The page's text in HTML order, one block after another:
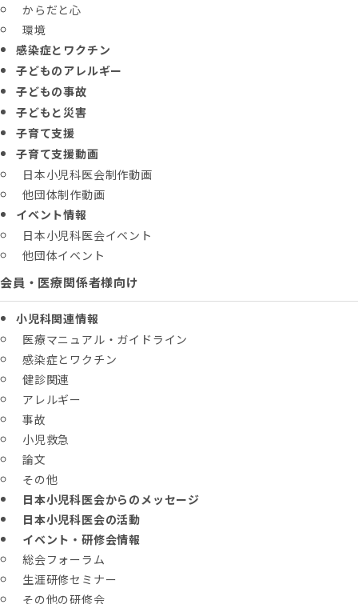
からだと心
環境
感染症とワクチン
子どものアレルギー
子どもの事故
子どもと災害
子育て支援
子育て支援動画
日本小児科医会制作動画
他団体制作動画
イベント情報
日本小児科医会イベント
他団体イベント
会員・医療関係者様向け
小児科関連情報
医療マニュアル・ガイドライン
感染症とワクチン
健診関連
アレルギー
事故
小児救急
論文
その他
日本小児科医会からのメッセージ
日本小児科医会の活動
イベント・研修会情報
総会フォーラム
生涯研修セミナー
その他の研修会